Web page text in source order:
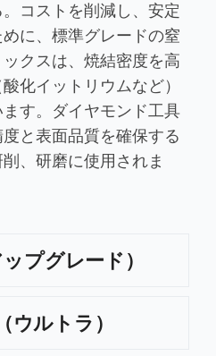
コストを削減し、安定
に、標準グレードの窒
クスは、焼結密度を高
化イットリウムなど）
す。ダイヤモンド工具
と表面品質を確保する
、研磨に使用されま
プグレード）
ウルトラ）